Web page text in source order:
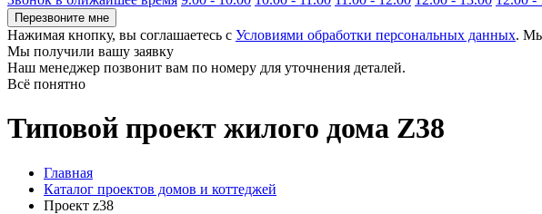
Перезвоните мне
Нажимая кнопку, вы соглашаетесь с Условиями обработки персональных данных. Мы
Мы получили вашу заявку
Наш менеджер позвонит вам по номеру для уточнения деталей.
Всё понятно
Типовой проект жилого дома Z38
Главная
Каталог проектов домов и коттеджей
Проект z38